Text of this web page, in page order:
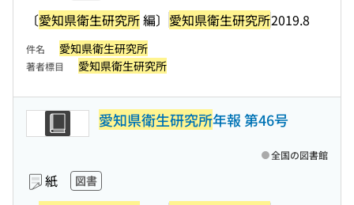
〔愛知県衛生研究所編〕 愛知県衛生研究所2019.8
件名 愛知県衛生研究所
著者標目 愛知県衛生研究所
愛知県衛生研究所年報 第46号
紙 図書
全国の図書館